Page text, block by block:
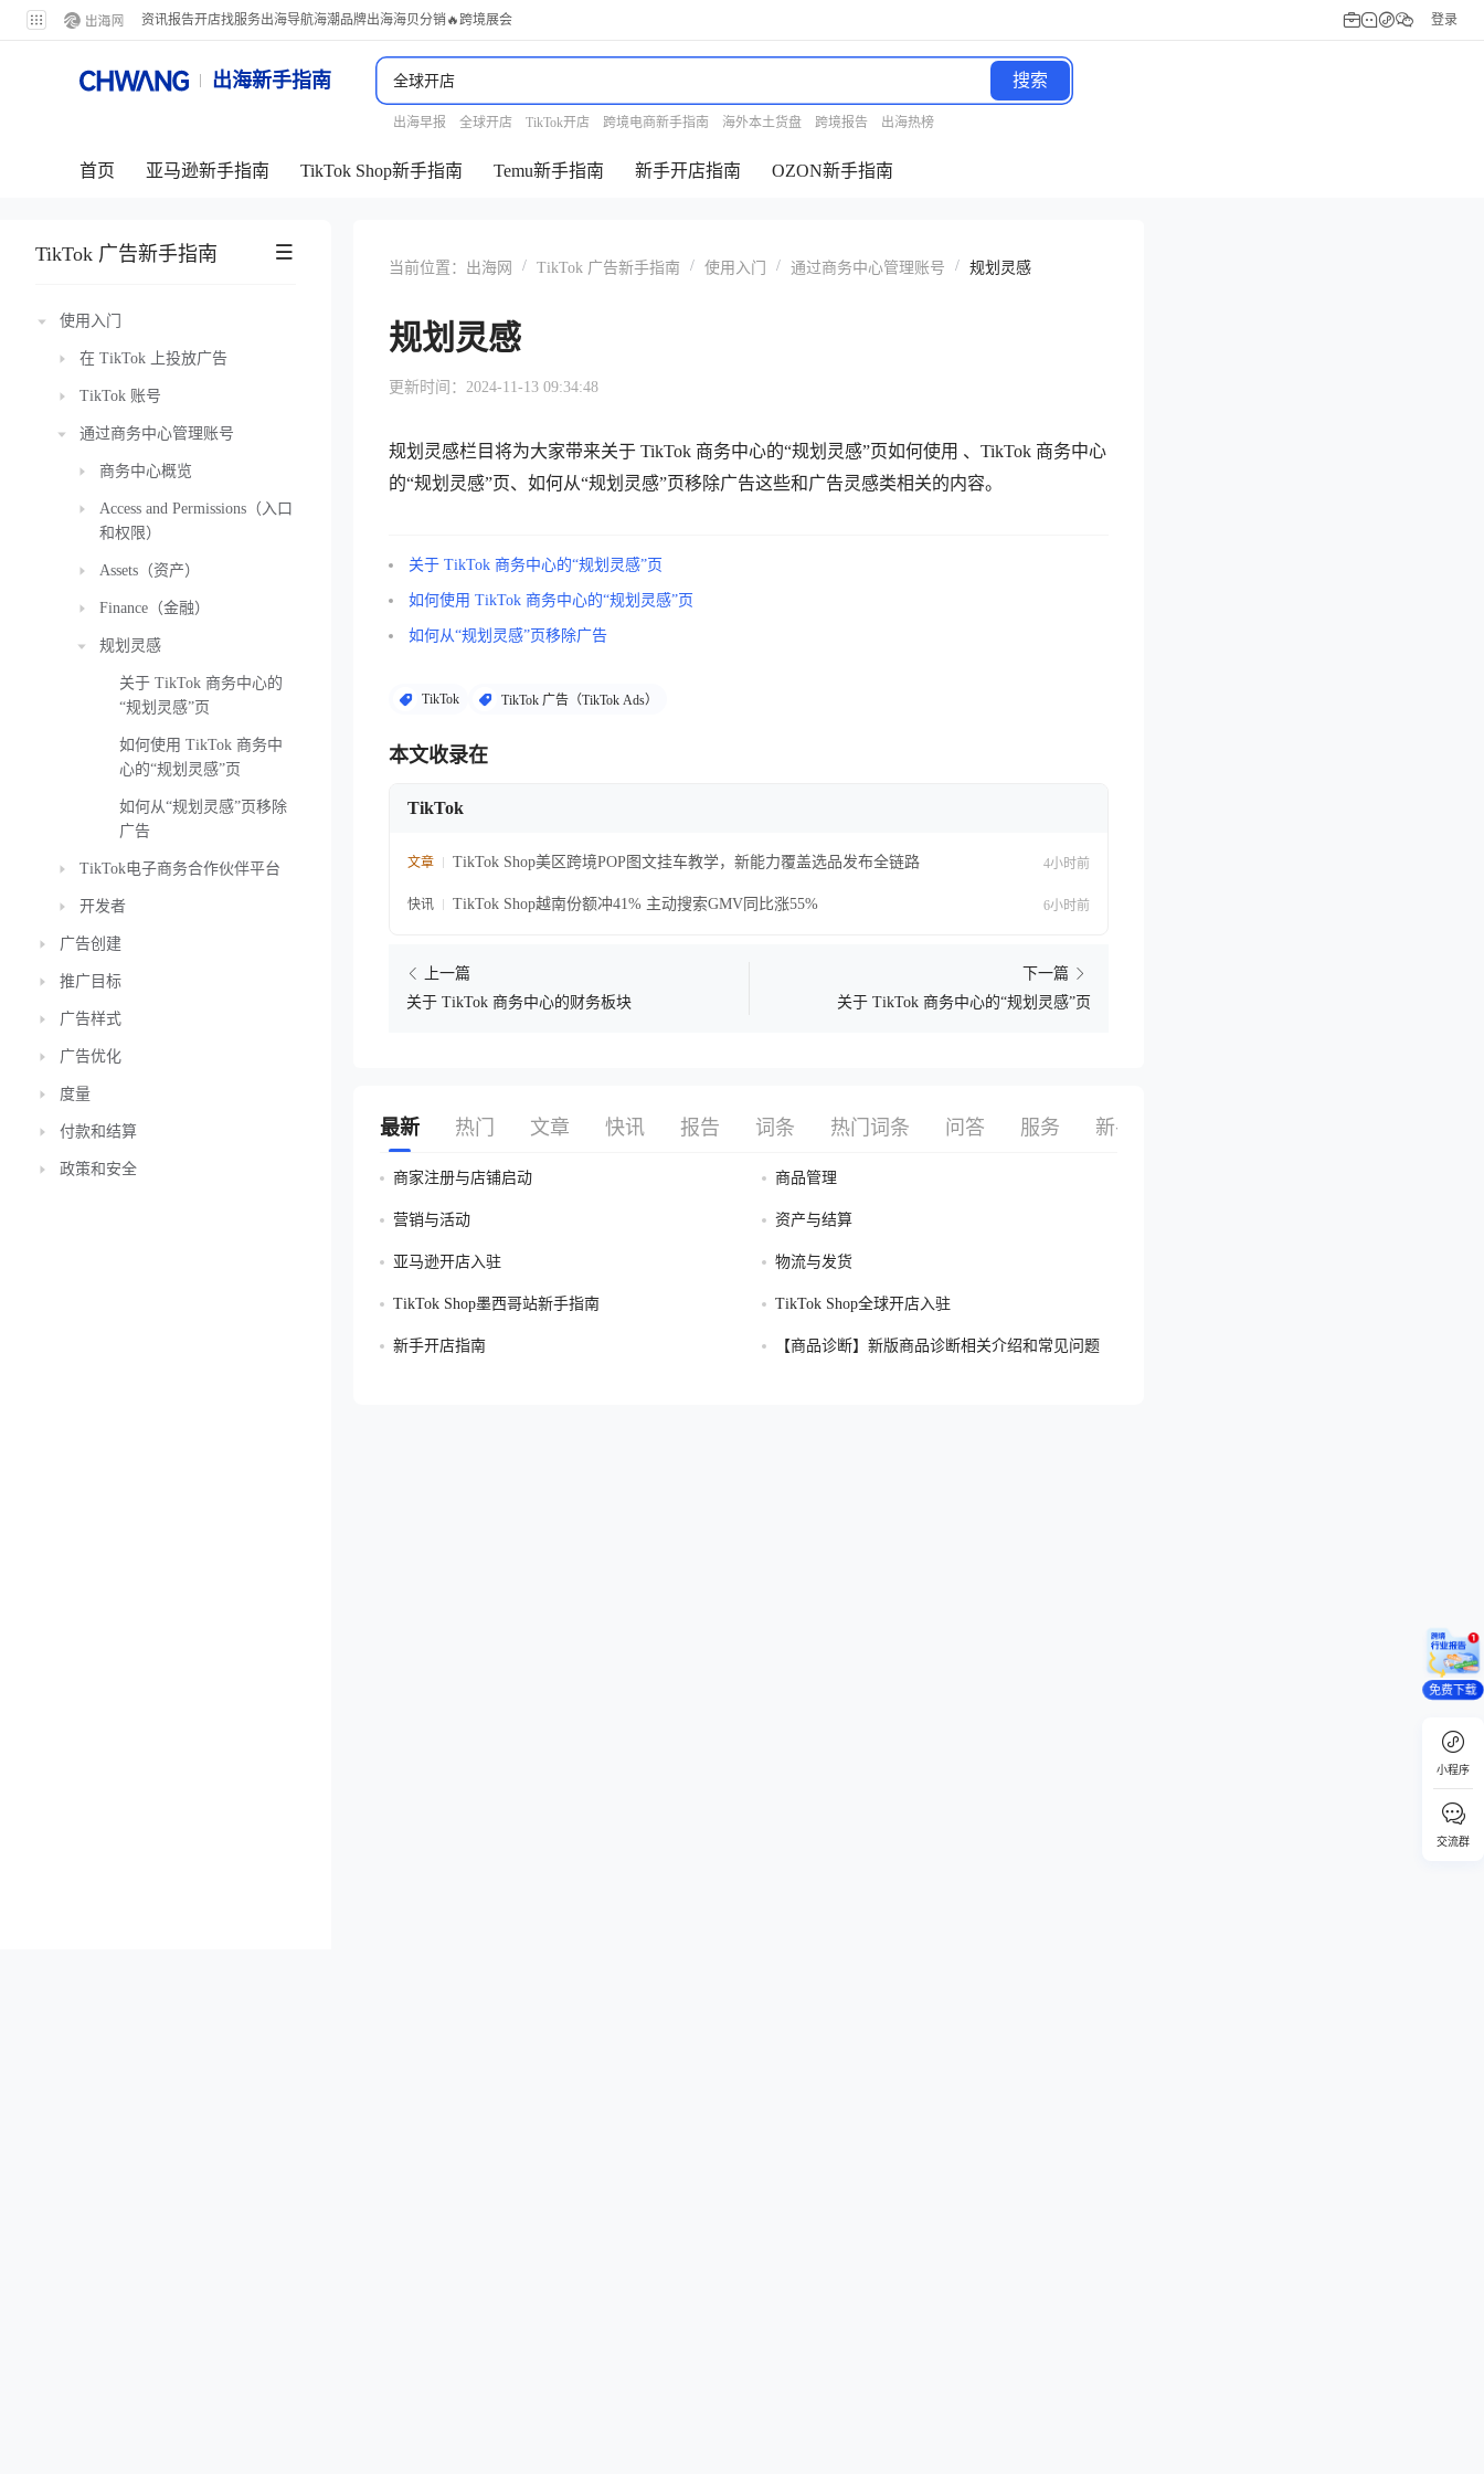
资讯报告开店找服务出海导航海潮品牌出海海贝分销 🔥跨境展会 登录
出海新手指南 搜索
出海早报 全球开店 TikTok开店 跨境电商新手指南 海外本土货盘 跨境报告 出海热榜
首页 亚马逊新手指南 TikTok Shop新手指南 Temu新手指南 新手开店指南 OZON新手指南
TikTok 广告新手指南
使用入门
在 TikTok 上投放广告
TikTok 账号
通过商务中心管理账号
商务中心概览
Access and Permissions（入口
和权限）
Assets（资产）
Finance（金融）
规划灵感
关于 TikTok 商务中心的
“规划灵感”页
如何使用 TikTok 商务中
心的“规划灵感”页
如何从“规划灵感”页移除
广告
TikTok电子商务合作伙伴平台
开发者
广告创建
推广目标
广告样式
广告优化
度量
付款和结算
政策和安全
当前位置： 出海网 / TikTok 广告新手指南 / 使用入门 / 通过商务中心管理账号 / 规划灵感
规划灵感
更新时间：2024-11-13 09:34:48
规划灵感栏目将为大家带来关于 TikTok 商务中心的“规划灵感”页如何使用 、TikTok 商务中心
的“规划灵感”页、如何从“规划灵感”页移除广告这些和广告灵感类相关的内容。
关于 TikTok 商务中心的“规划灵感”页
如何使用 TikTok 商务中心的“规划灵感”页
如何从“规划灵感”页移除广告
TikTok TikTok 广告（TikTok Ads）
本文收录在
TikTok
文章 TikTok Shop美区跨境POP图文挂车教学，新能力覆盖选品发布全链路 4小时前
快讯 TikTok Shop越南份额冲41% 主动搜索GMV同比涨55% 6小时前
上一篇
关于 TikTok 商务中心的财务板块
下一篇
关于 TikTok 商务中心的“规划灵感”页
最新 热门 文章 快讯 报告 词条 热门词条 问答 服务 新手指南
商家注册与店铺启动 商品管理
营销与活动 资产与结算
亚马逊开店入驻 物流与发货
TikTok Shop墨西哥站新手指南 TikTok Shop全球开店入驻
新手开店指南 【商品诊断】新版商品诊断相关介绍和常见问题
免费下载
小程序
交流群